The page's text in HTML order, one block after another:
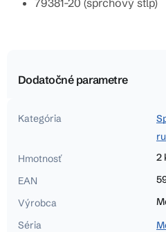
Dodatočné parametre
Kategória
Hmotnosť
2
EAN
Výrobca
Séria